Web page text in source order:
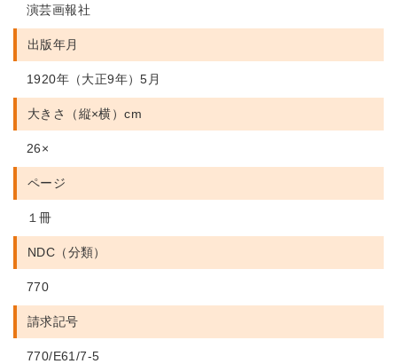
演芸画報社
出版年月
1920年（大正9年）5月
大きさ（縦×横）cm
26×
ページ
１冊
NDC（分類）
770
請求記号
770/E61/7-5